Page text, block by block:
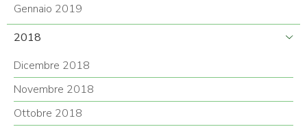
Gennaio 2019
2018
Dicembre 2018
Novembre 2018
Ottobre 2018